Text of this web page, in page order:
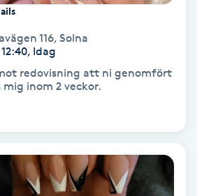
116, Solna
Idag
redovisning att ni genomfört
inom 2 veckor.